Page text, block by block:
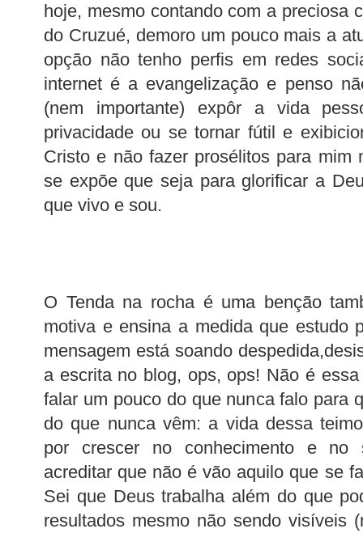
hoje, mesmo contando com a preciosa
do Cruzué, demoro um pouco mais a
opção não tenho perfis em redes
internet é a evangelização e penso
(nem importante) expôr a vida
privacidade ou se tornar fútil e
Cristo e não fazer prosélitos para mim
se expõe que seja para glorificar a
que vivo e sou.
O Tenda na rocha é uma benção
motiva e ensina a medida que estudo
mensagem está soando
a escrita no blog, ops, ops! Não é
falar um pouco do que nunca falo para
do que nunca vêm: a vida dessa
por crescer no conhecimento e no
acreditar que não é vão aquilo que se
Sei que Deus trabalha além do que
resultados mesmo não sendo visíveis